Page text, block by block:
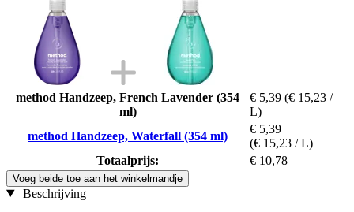
method Handzeep, French Lavender (354
ml)
€ 5,39 (€ 15,23 /
L)
method Handzeep, Waterfall (354 ml)
€ 5,39
(€ 15,23 / L)
Totaalprijs:
€ 10,78
Voeg beide toe aan het winkelmandje
Beschrijving